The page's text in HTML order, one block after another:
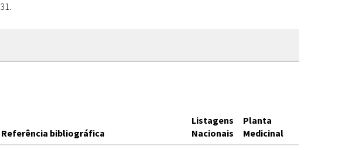
31.
Referência bibliográfica
Listagens
Nacionais
Planta
Medicinal